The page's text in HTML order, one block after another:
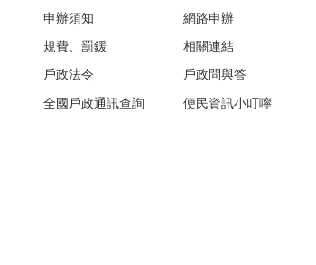
申辦須知
規費、罰鍰
戶政法令
全國戶政通訊查詢
網路申辦
相關連結
戶政問與答
便民資訊小叮嚀